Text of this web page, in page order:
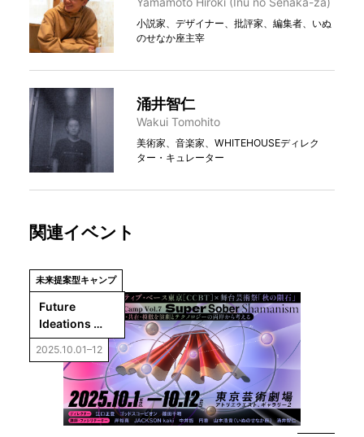
小説家、デザイナー、批評家、編集者、いぬ
のせなか座主宰
涌井智仁
Wakui Tomohito
美術家、音楽家、WHITEHOUSEディレク
ター・キュレーター
関連イベント
未来提案型キャンプ
Future
Ideations
Camp Vol.7｜
Super Sober
Shamanism：
同期・共在・
模倣を演劇と
テクノロジー
2025.10.01–12